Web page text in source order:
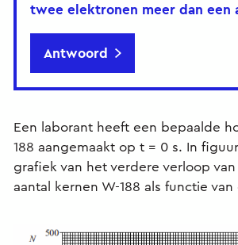
twee elektronen meer dan een
Antwoord
Een laborant heeft een bepaalde
188 aangemaakt op t = 0 s. In
grafiek van het verdere verloop
aantal kernen W-188 als functie